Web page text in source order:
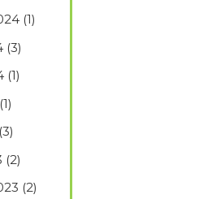
(1)
(3)
(1)
(1)
(3)
(2)
(2)